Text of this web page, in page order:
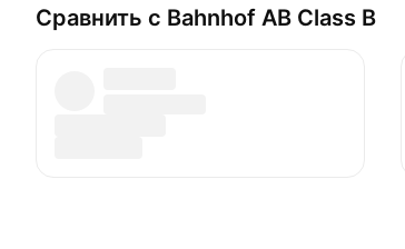
Сравнить с Bahnhof AB Class B